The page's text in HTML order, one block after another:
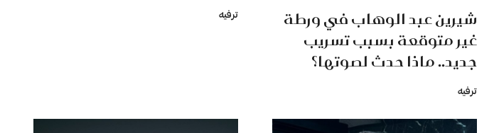
شيرين عبد الوهاب في ورطة
غير متوقعة بسبب تسريب
جديد.. ماذا حدث لصوتها؟
ترفيه
ترفيه